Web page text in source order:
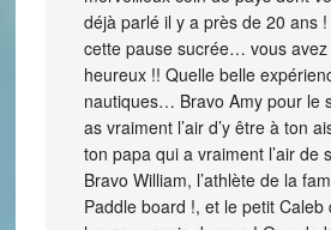
déjà parlé il y a près de 20 ans
cette pause sucrée… vous avez
heureux !! Quelle belle
nautiques… Bravo Amy pour le
as vraiment l’air d’y être à ton
ton papa qui a vraiment l’air de
Bravo William, l’athlète de la
Paddle board !, et le petit Caleb